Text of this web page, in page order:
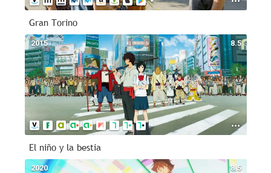
Gran Torino
8.5
2015
El niño y la bestia
8.5
2020